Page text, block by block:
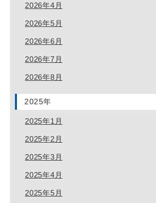
2026年4月
2026年5月
2026年6月
2026年7月
2026年8月
2025年
2025年1月
2025年2月
2025年3月
2025年4月
2025年5月